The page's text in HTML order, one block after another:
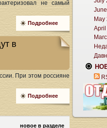
не самый
Подробнее
в
При этом россияне
Подробнее
May